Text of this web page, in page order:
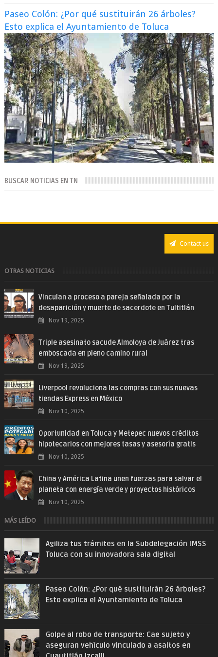
Paseo Colón: ¿Por qué sustituirán 26 árboles?
Esto explica el Ayuntamiento de Toluca
BUSCAR NOTICIAS EN TN
Contact us
OTRAS NOTICIAS
Vinculan a proceso a pareja señalada por la
desaparición y muerte de sacerdote en Tultitlán
Nov 19, 2025
Triple asesinato sacude Almoloya de Juárez tras
emboscada en pleno camino rural
Nov 19, 2025
Liverpool revoluciona las compras con sus nuevas
tiendas Express en México
Nov 10, 2025
Oportunidad en Toluca y Metepec nuevos créditos
hipotecarios con mejores tasas y asesoría gratis
Nov 10, 2025
China y América Latina unen fuerzas para salvar el
planeta con energía verde y proyectos históricos
Nov 10, 2025
MÁS LEÍDO
Agiliza tus trámites en la Subdelegación IMSS
Toluca con su innovadora sala digital
Paseo Colón: ¿Por qué sustituirán 26 árboles?
Esto explica el Ayuntamiento de Toluca
Golpe al robo de transporte: Cae sujeto y
aseguran vehículo vinculado a asaltos en